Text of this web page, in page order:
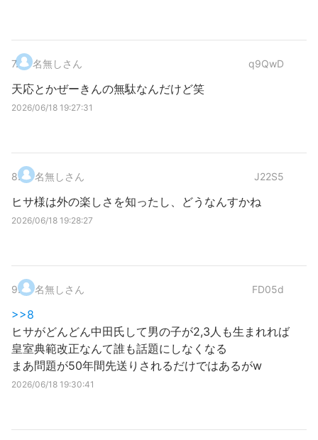
7. 名無しさん q9QwD
天応とかぜーきんの無駄なんだけど笑
2026/06/18 19:27:31
8. 名無しさん J22S5
ヒサ様は外の楽しさを知ったし、どうなんすかね
2026/06/18 19:28:27
9. 名無しさん FD05d
>>8
ヒサがどんどん中田氏して男の子が2,3人も生まれれば
皇室典範改正なんて誰も話題にしなくなる
まあ問題が50年間先送りされるだけではあるがw
2026/06/18 19:30:41